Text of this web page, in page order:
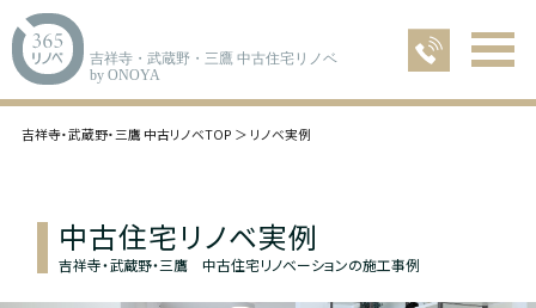
吉祥寺・武蔵野・三鷹 中古住宅リノベ
by ONOYA
吉祥寺・武蔵野・三鷹 中古リノベTOP リノベ実例
中古住宅リノベ実例
吉祥寺・武蔵野・三鷹 中古住宅リノベーションの施工事例